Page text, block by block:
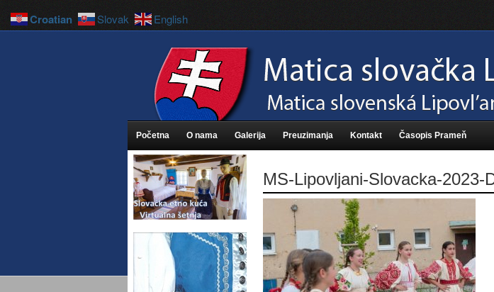
Početna O nama Galerija Preuzimanja Kontakt Časopis Prameň
MS-Lipovljani-Slovacka-2023-
Croatian Slovak English